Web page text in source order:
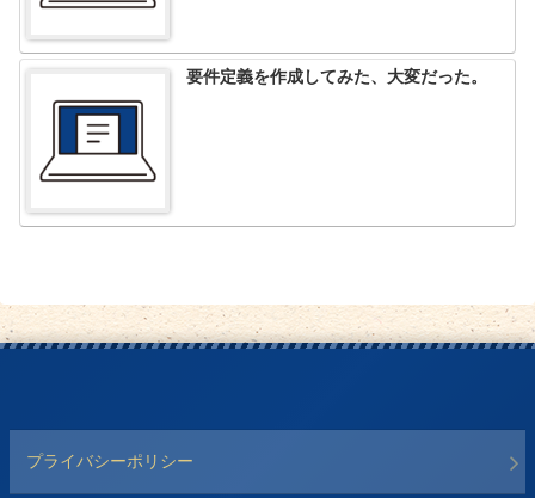
要件定義を作成してみた、大変だった。
プライバシーポリシー